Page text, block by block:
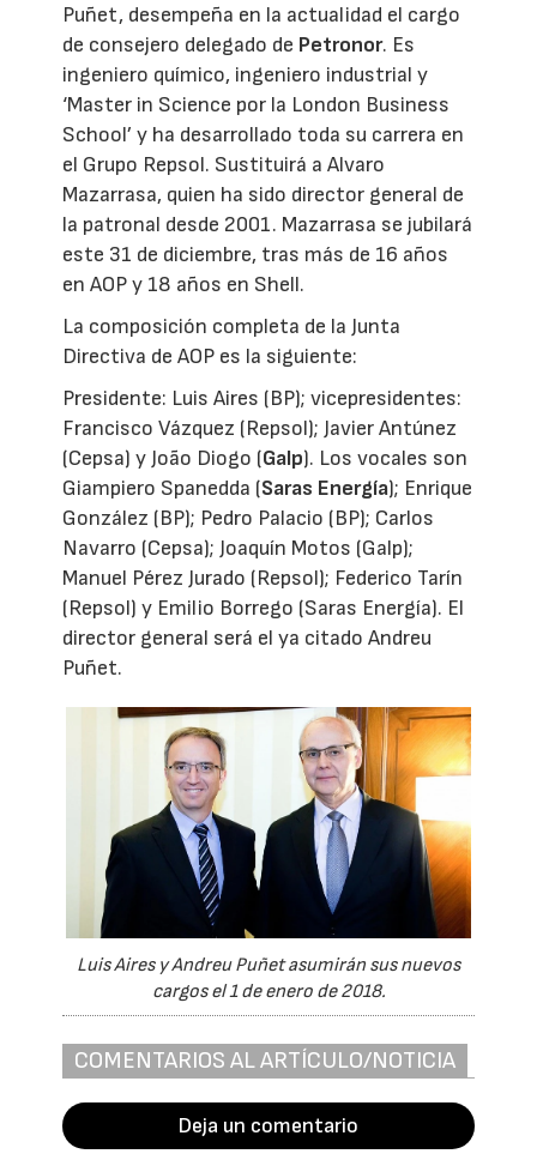
Puñet, desempeña en la actualidad el cargo
de consejero delegado de Petronor. Es
ingeniero químico, ingeniero industrial y
‘Master in Science por la London Business
School’ y ha desarrollado toda su carrera en
el Grupo Repsol. Sustituirá a Alvaro
Mazarrasa, quien ha sido director general de
la patronal desde 2001. Mazarrasa se jubilará
este 31 de diciembre, tras más de 16 años
en AOP y 18 años en Shell.
La composición completa de la Junta
Directiva de AOP es la siguiente:
Presidente: Luis Aires (BP); vicepresidentes:
Francisco Vázquez (Repsol); Javier Antúnez
(Cepsa) y João Diogo (Galp). Los vocales son
Giampiero Spanedda (Saras Energía); Enrique
González (BP); Pedro Palacio (BP); Carlos
Navarro (Cepsa); Joaquín Motos (Galp);
Manuel Pérez Jurado (Repsol); Federico Tarín
(Repsol) y Emilio Borrego (Saras Energía). El
director general será el ya citado Andreu
Puñet.
Luis Aires y Andreu Puñet asumirán sus nuevos
cargos el 1 de enero de 2018.
COMENTARIOS AL ARTÍCULO/NOTICIA
Deja un comentario